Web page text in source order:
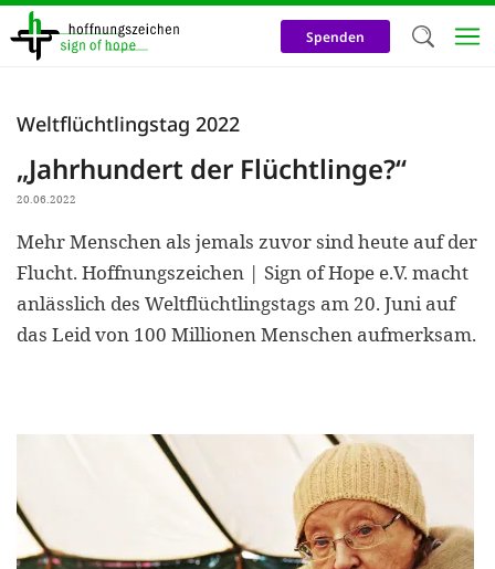
Direkt
zum
Inhalt
Spenden
Weltflüchtlingstag 2022
„Jahrhundert der Flüchtlinge?“
20.06.2022
Mehr Menschen als jemals zuvor sind heute auf der
Flucht. Hoffnungszeichen | Sign of Hope e.V. macht
anlässlich des Weltflüchtlingstags am 20. Juni auf
das Leid von 100 Millionen Menschen aufmerksam.
Wir
nutzen
Cookies zu
Online-